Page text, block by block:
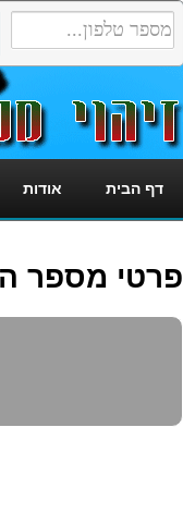
דף הבית אודות
פרטי מספר הטלפון: